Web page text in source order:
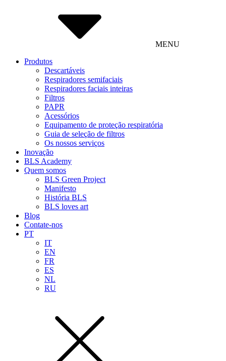
MENU
Produtos
Descartáveis
Respiradores semifaciais
Respiradores faciais inteiras
Filtros
PAPR
Acessórios
Equipamento de proteção respiratória
Guia de seleção de filtros
Os nossos serviços
Inovação
BLS Academy
Quem somos
BLS Green Project
Manifesto
História BLS
BLS loves art
Blog
Contate-nos
PT
IT
EN
FR
ES
NL
RU